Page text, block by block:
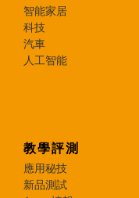
智能家居
科技
汽車
人工智能
教學評測
應用秘技
新品測試